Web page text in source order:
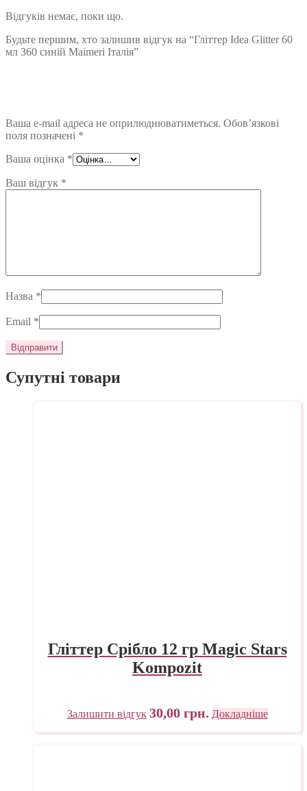
Відгуків немає, поки що.
Будьте першим, хто залишив відгук на “Гліттер Idea Glitter 60
мл 360 синій Maimeri Італія”
Ваша e-mail адреса не оприлюднюватиметься. Обов’язкові
поля позначені *
Ваша оцінка *
Ваш відгук *
Назва *
Email *
Супутні товари
Гліттер Срібло 12 гр Magic Stars
Kompozit
Залишити відгук 30,00 грн. Докладніше